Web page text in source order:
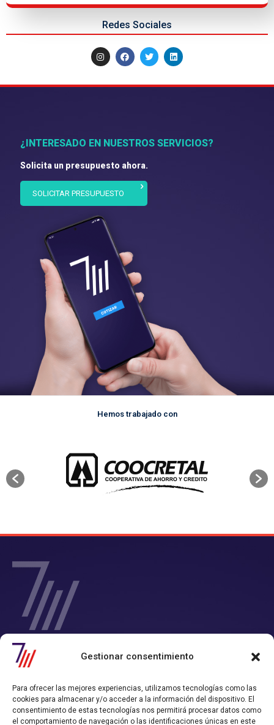
Gestionar consentimiento
Para ofrecer las mejores experiencias, utilizamos tecnologías como las
cookies para almacenar y/o acceder a la información del dispositivo. El
consentimiento de estas tecnologías nos permitirá procesar datos como
el comportamiento de navegación o las identificaciones únicas en este
Redes Sociales
¿INTERESADO EN NUESTROS SERVICIOS?
Solicita un presupuesto ahora.
SOLICITAR PRESUPUESTO
Hemos trabajado con
SIETE Y MEDIA - Agencia de Marketing Digital en
Chile
el que consigues tiempo y rentabilidad.
Nos convertimos en tu departamento de Marketing Online, y
trabajamos alineados con los objetivos de ventas que hayas definido.